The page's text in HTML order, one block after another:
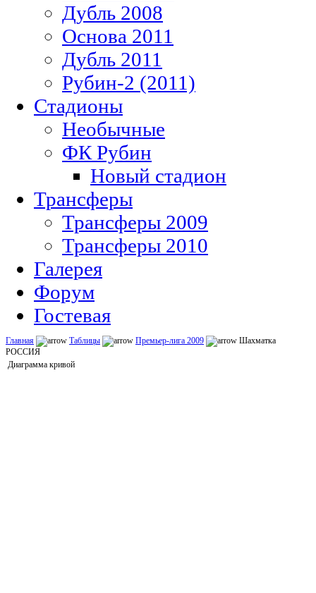
Дубль 2008
Основа 2011
Дубль 2011
Рубин-2 (2011)
Стадионы
Необычные
ФК Рубин
Новый стадион
Трансферы
Трансферы 2009
Трансферы 2010
Галерея
Форум
Гостевая
Главная Таблицы Премьер-лига 2009
Шахматка
РОССИЯ
Диаграмма кривой